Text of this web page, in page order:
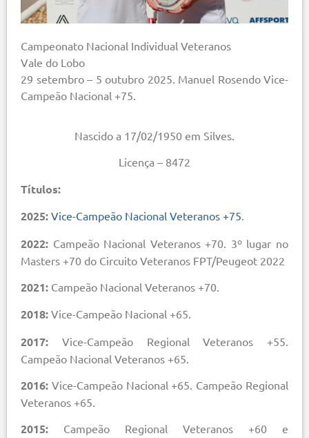
Campeonato Nacional Individual Veteranos
Vale do Lobo
29 setembro – 5 outubro 2025. Manuel Rosendo Vice-
Campeão Nacional +75.
Nascido a 17/02/1950 em Silves.
Licença – 8472
Títulos:
2025: Vice-Campeão Nacional Veteranos +75.
2022: Campeão Nacional Veteranos +70. 3º lugar no
Masters +70 do Circuito Veteranos FPT/Peugeot 2022
2021: Campeão Nacional Veteranos +70.
2018: Vice-Campeão Nacional +65.
2017: Vice-Campeão Regional Veteranos +55.
Campeão Nacional Veteranos +65.
2016: Vice-Campeão Nacional +65. Campeão Regional
Veteranos +65.
2015: Campeão Regional Veteranos +60 e